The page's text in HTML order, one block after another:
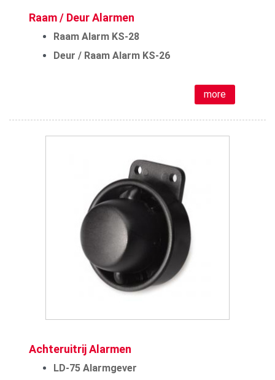
Raam / Deur Alarmen
Raam Alarm KS-28
Deur / Raam Alarm KS-26
more
Achteruitrij Alarmen
LD-75 Alarmgever